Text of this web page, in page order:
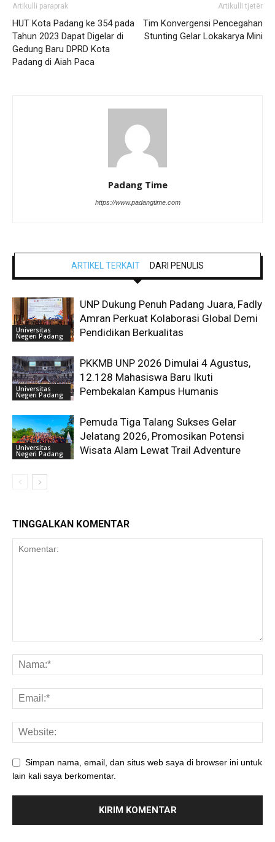
Artikulli paraprak
HUT Kota Padang ke 354 pada
Tahun 2023 Dapat Digelar di
Gedung Baru DPRD Kota
Padang di Aiah Paca
Artikulli tjetër
Tim Konvergensi Pencegahan
Stunting Gelar Lokakarya Mini
Padang Time
https://www.padangtime.com
ARTIKEL TERKAIT DARI PENULIS
Universitas
Negeri Padang
UNP Dukung Penuh Padang Juara, Fadly
Amran Perkuat Kolaborasi Global Demi
Pendidikan Berkualitas
Universitas
Negeri Padang
PKKMB UNP 2026 Dimulai 4 Agustus,
12.128 Mahasiswa Baru Ikuti
Pembekalan Kampus Humanis
Universitas
Negeri Padang
Pemuda Tiga Talang Sukses Gelar
Jelatang 2026, Promosikan Potensi
Wisata Alam Lewat Trail Adventure
TINGGALKAN KOMENTAR
Simpan nama, email, dan situs web saya di browser ini untuk
lain kali saya berkomentar.